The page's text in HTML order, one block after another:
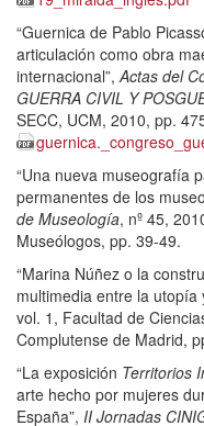
“Guernica de Pablo
articulación como obra
internacional”,Actas del
GUERRA CIVIL Y
SECC, UCM, 2010, pp.
“Una nueva museografía
permanentes de los
de Museología, nº 45,
Museólogos, pp. 39-49.
“Marina Núñez o la
multimedia entre la utopía
vol. 1, Facultad de
Complutense de Madrid,
“La exposición Territorios
arte hecho por mujeres
España”, II Jornadas